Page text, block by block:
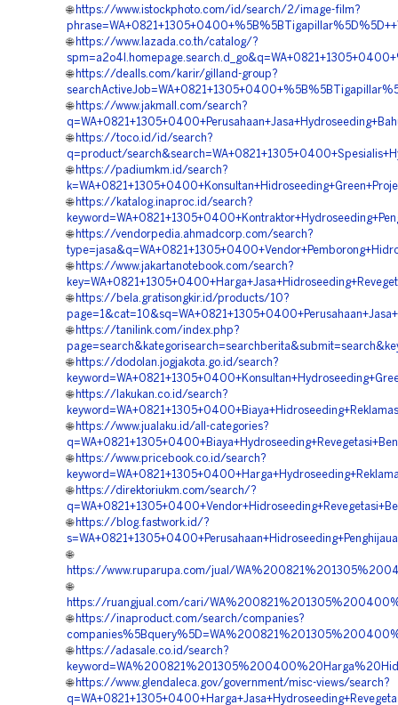
🌐 https://www.istockphoto.com/id/search/2/image-film?
🌐 https://www.lazada.co.th/catalog/?
🌐 https://dealls.com/karir/gilland-group?
🌐 https://www.jakmall.com/search?
🌐 https://toco.id/id/search?
q=product/
🌐 https://padiumkm.id/search?
🌐 https://katalog.inaproc.id/search?
🌐 https://vendorpedia.ahmadcorp.com/search?
🌐 https://www.jakartanotebook.com/search?
🌐 https://bela.gratisongkir.id/products/10?
🌐 https://tanilink.com/index.php?
🌐 https://dodolan.jogjakota.go.id/search?
🌐 https://lakukan.co.id/search?
🌐 https://www.jualaku.id/all-categories?
🌐 https://www.pricebook.co.id/search?
🌐 https://direktoriukm.com/search/?
🌐 https://blog.fastwork.id/?
🌐
https://www.ruparupa.com/jual/
🌐
https://ruangjual.com/cari/
🌐 https://inaproduct.com/search/companies?
🌐 https://adasale.co.id/search?
🌐 https://www.glendaleca.gov/government/misc-views/search?